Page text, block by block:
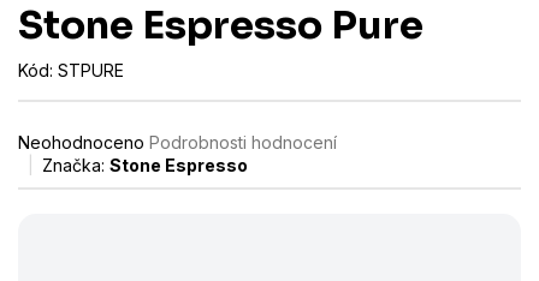
Stone Espresso Pure
Kód: STPURE
Průměrné
hodnocení
produktu
Neohodnoceno Podrobnosti hodnocení
Značka:Stone Espresso